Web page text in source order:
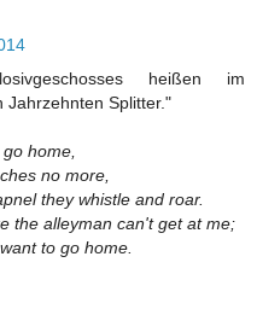
heißen im
Jahrzehnten Splitter."
home,
no more,
they whistle and roar.
the alleyman can't get at me;
to go home.